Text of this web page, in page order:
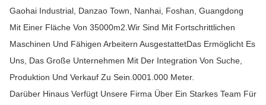
Gaohai Industrial, Danzao Town, Nanhai, Foshan, Guangdong
Mit Einer Fläche Von 35000m2.Wir Sind Mit Fortschrittlichen
Maschinen Und Fähigen Arbeitern AusgestattetDas Ermöglicht Es
Uns, Das Große Unternehmen Mit Der Integration Von Suche,
Produktion Und Verkauf Zu Sein.0001.000 Meter.
Darüber Hinaus Verfügt Unsere Firma Über Ein Starkes Team Für